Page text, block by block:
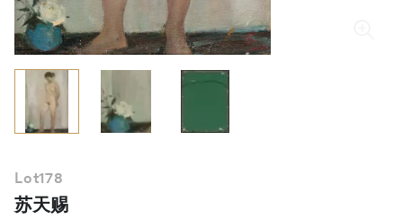
Lot178
苏天赐